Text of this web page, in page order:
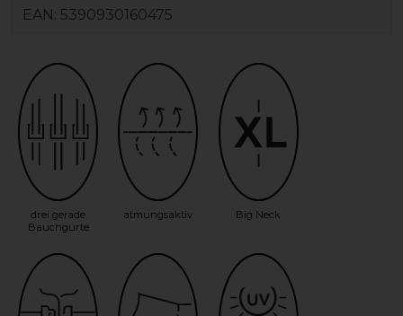
EAN: 5390930160475
drei gerade
Bauchgurte
atmungsaktiv Big Neck